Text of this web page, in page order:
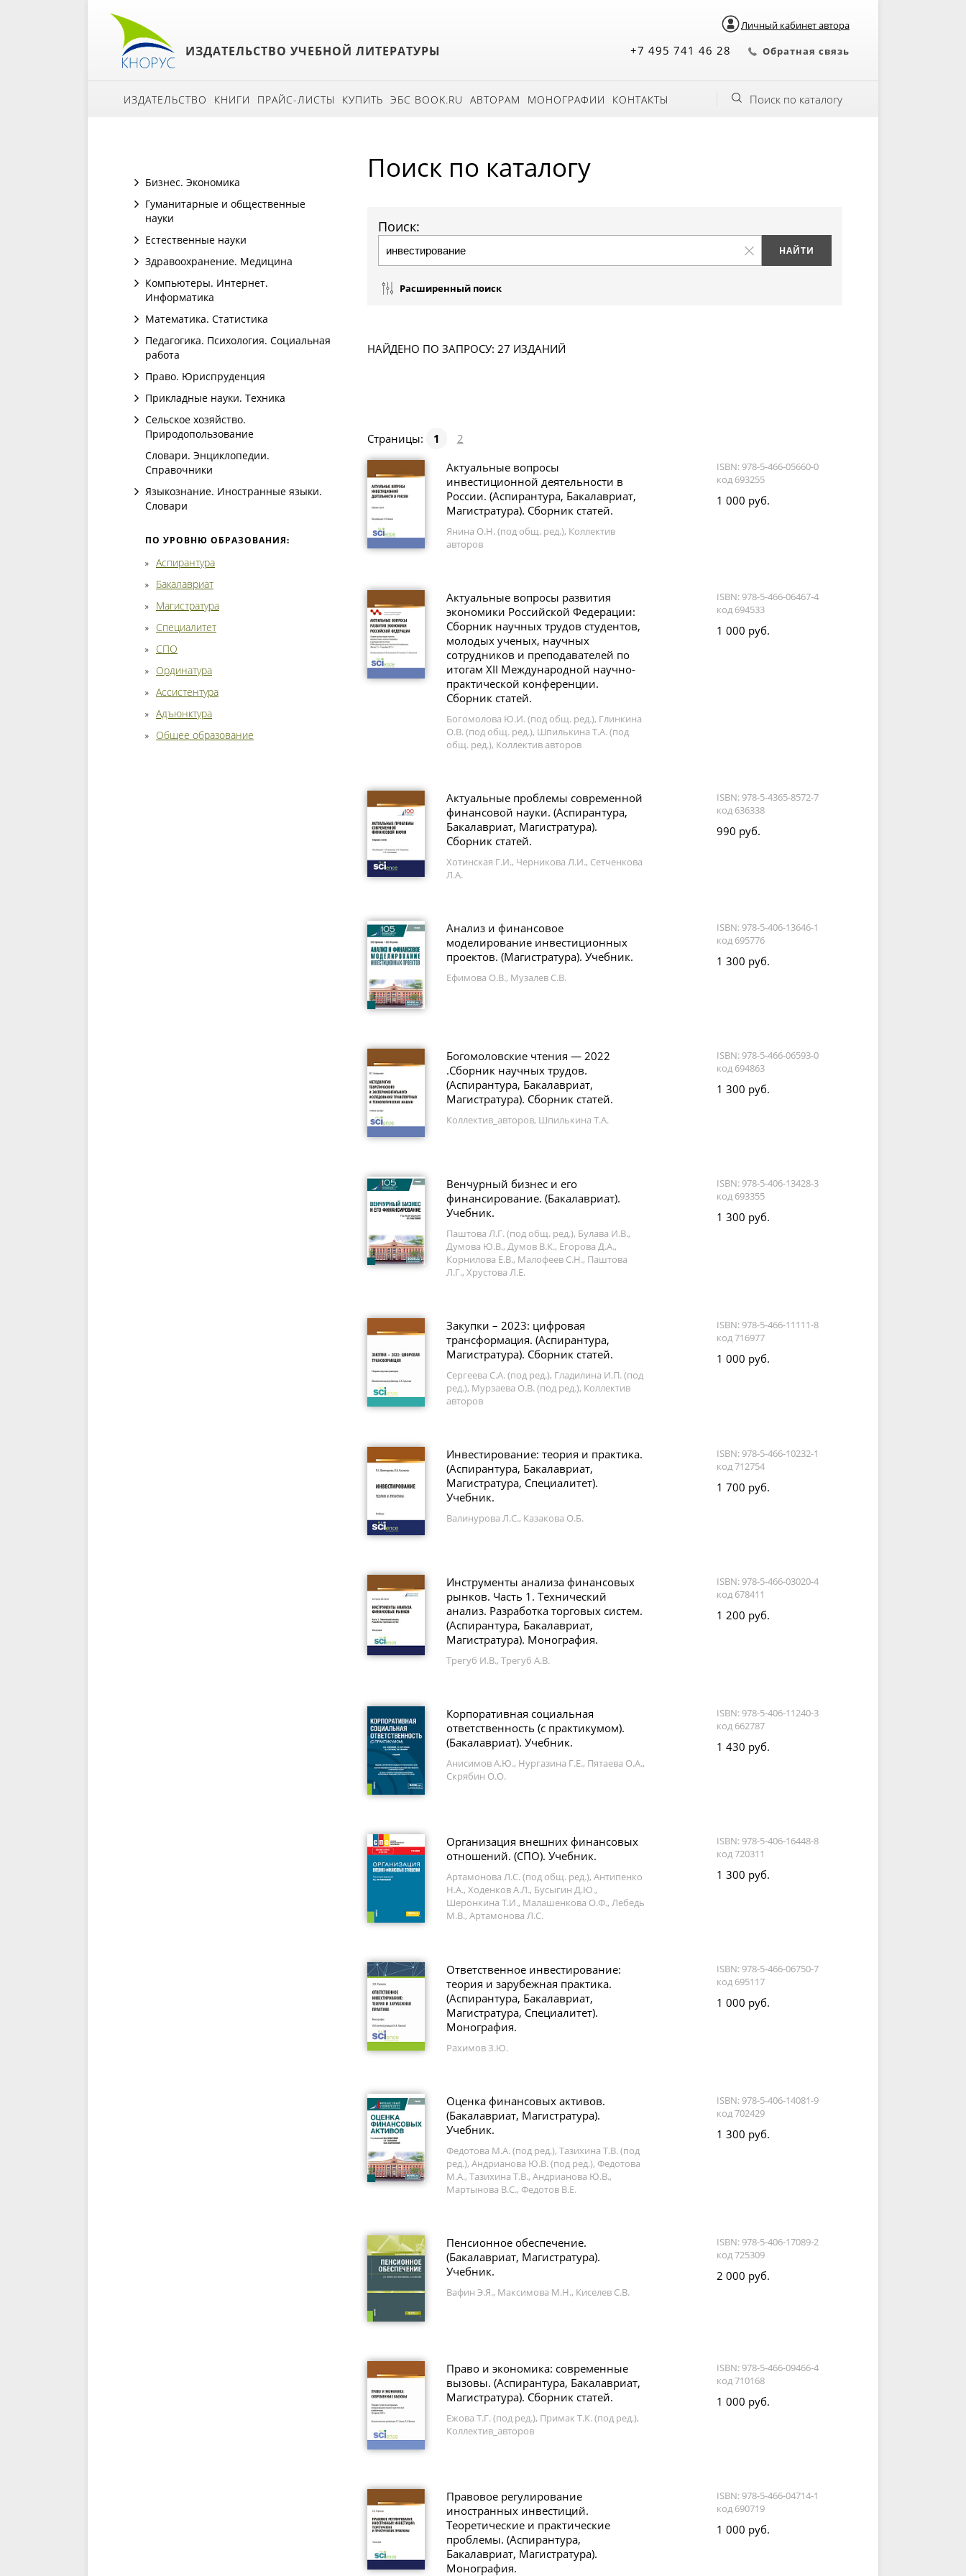
Личный кабинет автора
ИЗДАТЕЛЬСТВО УЧЕБНОЙ ЛИТЕРАТУРЫ +7 495 741 46 28 Обратная связь
ИЗДАТЕЛЬСТВО КНИГИ ПРАЙС-ЛИСТЫ КУПИТЬ ЭБС BOOK.RU АВТОРАМ МОНОГРАФИИ КОНТАКТЫ Поиск по каталогу
Бизнес. Экономика
Гуманитарные и общественные
науки
Естественные науки
Здравоохранение. Медицина
Компьютеры. Интернет.
Информатика
Математика. Статистика
Педагогика. Психология. Социальная
работа
Право. Юриспруденция
Прикладные науки. Техника
Сельское хозяйство.
Природопользование
Словари. Энциклопедии.
Справочники
Языкознание. Иностранные языки.
Словари
ПО УРОВНЮ ОБРАЗОВАНИЯ:
Аспирантура
Бакалавриат
Магистратура
Специалитет
СПО
Ординатура
Ассистентура
Адъюнктура
Общее образование
Поиск по каталогу
Поиск:
Расширенный поиск
НАЙДЕНО ПО ЗАПРОСУ: 27 ИЗДАНИЙ
Страницы: 1
2
Актуальные вопросы
инвестиционной деятельности в
России. (Аспирантура, Бакалавриат,
Магистратура). Сборник статей.
Янина О.Н. (под общ. ред.), Коллектив
авторов
ISBN: 978-5-466-05660-0
код 693255
1 000 руб.
Актуальные вопросы развития
экономики Российской Федерации:
Сборник научных трудов студентов,
молодых ученых, научных
сотрудников и преподавателей по
итогам XII Международной научно-
практической конференции.
Сборник статей.
Богомолова Ю.И. (под общ. ред.), Глинкина
О.В. (под общ. ред.), Шпилькина Т.А. (под
общ. ред.), Коллектив авторов
ISBN: 978-5-466-06467-4
код 694533
1 000 руб.
Актуальные проблемы современной
финансовой науки. (Аспирантура,
Бакалавриат, Магистратура).
Сборник статей.
Хотинская Г.И., Черникова Л.И., Сетченкова
Л.А.
ISBN: 978-5-4365-8572-7
код 636338
990 руб.
Анализ и финансовое
моделирование инвестиционных
проектов. (Магистратура). Учебник.
Ефимова О.В., Музалев С.В.
ISBN: 978-5-406-13646-1
код 695776
1 300 руб.
Богомоловские чтения — 2022
.Сборник научных трудов.
(Аспирантура, Бакалавриат,
Магистратура). Сборник статей.
Коллектив_авторов, Шпилькина Т.А.
ISBN: 978-5-466-06593-0
код 694863
1 300 руб.
Венчурный бизнес и его
финансирование. (Бакалавриат).
Учебник.
Паштова Л.Г. (под общ. ред.), Булава И.В.,
Думова Ю.В., Думов В.К., Егорова Д.А.,
Корнилова Е.В., Малофеев С.Н., Паштова
Л.Г., Хрустова Л.Е.
ISBN: 978-5-406-13428-3
код 693355
1 300 руб.
Закупки – 2023: цифровая
трансформация. (Аспирантура,
Магистратура). Сборник статей.
Сергеева С.А. (под ред.), Гладилина И.П. (под
ред.), Мурзаева О.В. (под ред.), Коллектив
авторов
ISBN: 978-5-466-11111-8
код 716977
1 000 руб.
Инвестирование: теория и практика.
(Аспирантура, Бакалавриат,
Магистратура, Специалитет).
Учебник.
Валинурова Л.С., Казакова О.Б.
ISBN: 978-5-466-10232-1
код 712754
1 700 руб.
Инструменты анализа финансовых
рынков. Часть 1. Технический
анализ. Разработка торговых систем.
(Аспирантура, Бакалавриат,
Магистратура). Монография.
Трегуб И.В., Трегуб А.В.
ISBN: 978-5-466-03020-4
код 678411
1 200 руб.
Корпоративная социальная
ответственность (с практикумом).
(Бакалавриат). Учебник.
Анисимов А.Ю., Нургазина Г.Е., Пятаева О.А.,
Скрябин О.О.
ISBN: 978-5-406-11240-3
код 662787
1 430 руб.
Организация внешних финансовых
отношений. (СПО). Учебник.
Артамонова Л.С. (под общ. ред.), Антипенко
Н.А., Ходенков А.Л., Бусыгин Д.Ю.,
Шеронкина Т.И., Малашенкова О.Ф., Лебедь
М.В., Артамонова Л.С.
ISBN: 978-5-406-16448-8
код 720311
1 300 руб.
Ответственное инвестирование:
теория и зарубежная практика.
(Аспирантура, Бакалавриат,
Магистратура, Специалитет).
Монография.
Рахимов З.Ю.
ISBN: 978-5-466-06750-7
код 695117
1 000 руб.
Оценка финансовых активов.
(Бакалавриат, Магистратура).
Учебник.
Федотова М.А. (под ред.), Тазихина Т.В. (под
ред.), Андрианова Ю.В. (под ред.), Федотова
М.А., Тазихина Т.В., Андрианова Ю.В.,
Мартынова В.С., Федотов В.Е.
ISBN: 978-5-406-14081-9
код 702429
1 300 руб.
Пенсионное обеспечение.
(Бакалавриат, Магистратура).
Учебник.
Вафин Э.Я., Максимова М.Н., Киселев С.В.
ISBN: 978-5-406-17089-2
код 725309
2 000 руб.
Право и экономика: современные
вызовы. (Аспирантура, Бакалавриат,
Магистратура). Сборник статей.
Ежова Т.Г. (под ред.), Примак Т.К. (под ред.),
Коллектив_авторов
ISBN: 978-5-466-09466-4
код 710168
1 000 руб.
Правовое регулирование
иностранных инвестиций.
Теоретические и практические
проблемы. (Аспирантура,
Бакалавриат, Магистратура).
Монография.
ISBN: 978-5-466-04714-1
код 690719
1 000 руб.